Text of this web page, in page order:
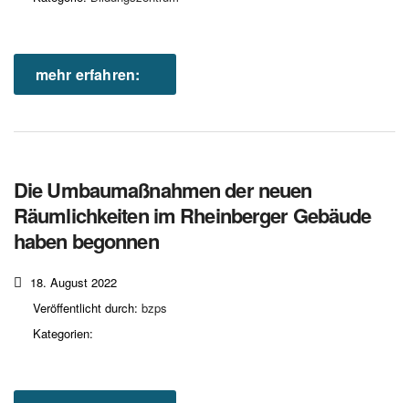
mehr erfahren:
Die Umbaumaßnahmen der neuen
Räumlichkeiten im Rheinberger Gebäude
haben begonnen
18. August 2022
Veröffentlicht durch: bzps
Kategorien: